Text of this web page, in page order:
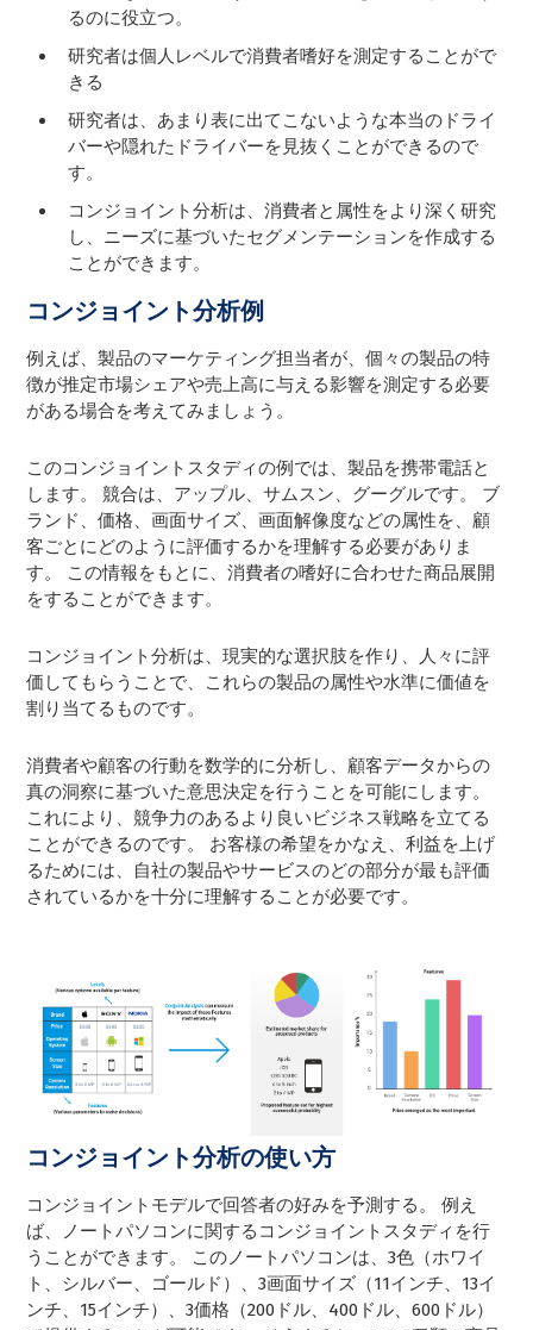
るのに役立つ。
研究者は個人レベルで消費者嗜好を測定することがで
きる
研究者は、あまり表に出てこないような本当のドライ
バーや隠れたドライバーを見抜くことができるので
す。
コンジョイント分析は、消費者と属性をより深く研究
し、ニーズに基づいたセグメンテーションを作成する
ことができます。
コンジョイント分析例
例えば、製品のマーケティング担当者が、個々の製品の特
徴が推定市場シェアや売上高に与える影響を測定する必要
がある場合を考えてみましょう。
このコンジョイントスタディの例では、製品を携帯電話と
します。 競合は、アップル、サムスン、グーグルです。 ブ
ランド、価格、画面サイズ、画面解像度などの属性を、顧
客ごとにどのように評価するかを理解する必要がありま
す。 この情報をもとに、消費者の嗜好に合わせた商品展開
をすることができます。
コンジョイント分析は、現実的な選択肢を作り、人々に評
価してもらうことで、これらの製品の属性や水準に価値を
割り当てるものです。
消費者や顧客の行動を数学的に分析し、顧客データからの
真の洞察に基づいた意思決定を行うことを可能にします。
これにより、競争力のあるより良いビジネス戦略を立てる
ことができるのです。 お客様の希望をかなえ、利益を上げ
るためには、自社の製品やサービスのどの部分が最も評価
されているかを十分に理解することが必要です。
コンジョイント分析の使い方
コンジョイントモデルで回答者の好みを予測する。 例え
ば、ノートパソコンに関するコンジョイントスタディを行
うことができます。 このノートパソコンは、3色（ホワイ
ト、シルバー、ゴールド）、3画面サイズ（11インチ、13イ
ンチ、15インチ）、3価格（200ドル、400ドル、600ドル）